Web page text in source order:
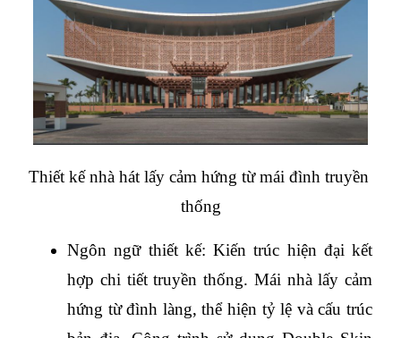
Thiết kế nhà hát lấy cảm hứng từ mái đình truyền
thống
Ngôn ngữ thiết kế: Kiến trúc hiện đại kết
hợp chi tiết truyền thống. Mái nhà lấy cảm
hứng từ đình làng, thể hiện tỷ lệ và cấu trúc